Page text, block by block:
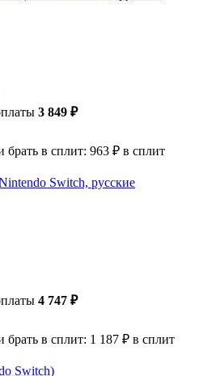
3 849 ₽
в сплит: 963 ₽ в сплит
Switch, русские
4 747 ₽
в сплит: 1 187 ₽ в сплит
Switch)